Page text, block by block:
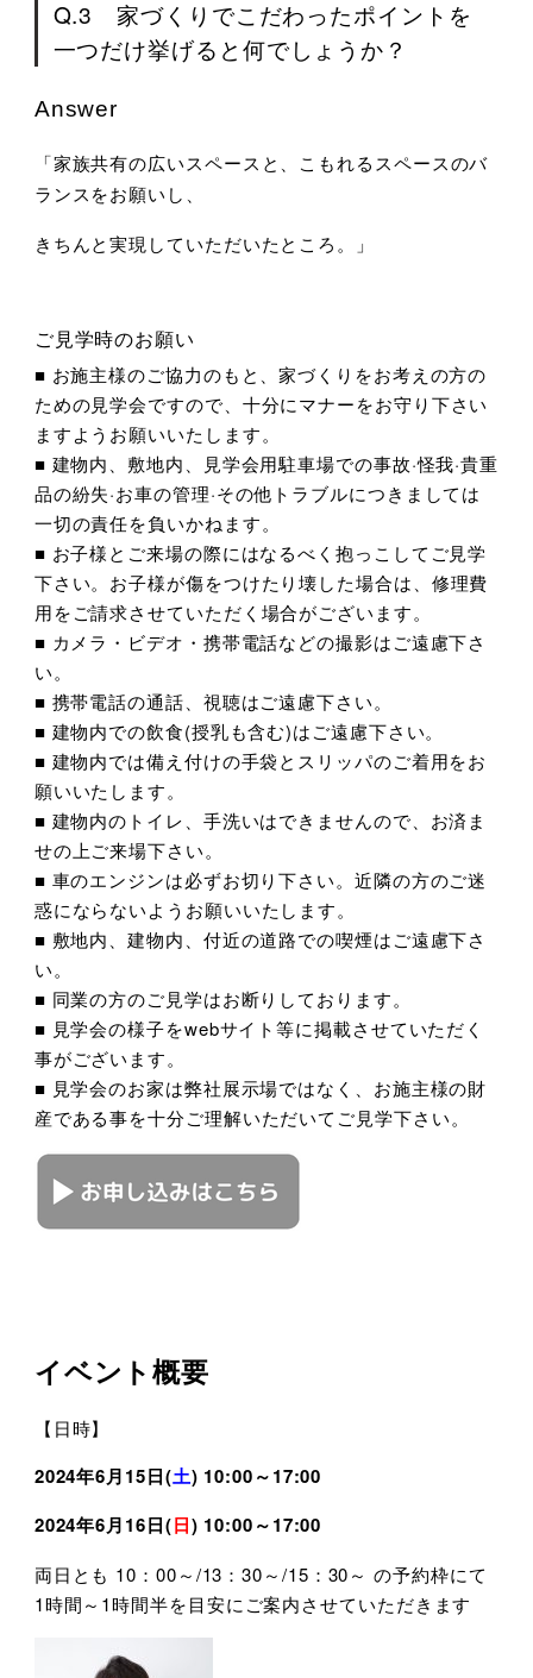
Q.3 家づくりでこだわったポイントを
一つだけ挙げると何でしょうか？
Answer
「家族共有の広いスペースと、こもれるスペースのバ
ランスをお願いし、
きちんと実現していただいたところ。」
ご見学時のお願い
■ お施主様のご協力のもと、家づくりをお考えの方の
ための見学会ですので、十分にマナーをお守り下さい
ますようお願いいたします。
■ 建物内、敷地内、見学会用駐車場での事故·怪我·貴重
品の紛失·お車の管理·その他トラブルにつきましては
一切の責任を負いかねます。
■ お子様とご来場の際にはなるべく抱っこしてご見学
下さい。お子様が傷をつけたり壊した場合は、修理費
用をご請求させていただく場合がございます。
■ カメラ・ビデオ・携帯電話などの撮影はご遠慮下さ
い。
■ 携帯電話の通話、視聴はご遠慮下さい。
■ 建物内での飲食(授乳も含む)はご遠慮下さい。
■ 建物内では備え付けの手袋とスリッパのご着用をお
願いいたします。
■ 建物内のトイレ、手洗いはできませんので、お済ま
せの上ご来場下さい。
■ 車のエンジンは必ずお切り下さい。近隣の方のご迷
惑にならないようお願いいたします。
■ 敷地内、建物内、付近の道路での喫煙はご遠慮下さ
い。
■ 同業の方のご見学はお断りしております。
■ 見学会の様子をwebサイト等に掲載させていただく
事がございます。
■ 見学会のお家は弊社展示場ではなく、お施主様の財
産である事を十分ご理解いただいてご見学下さい。
イベント概要
【日時】
2024年6月15日(土) 10:00～17:00
2024年6月16日(日) 10:00～17:00
両日とも 10：00～/13：30～/15：30～ の予約枠にて
1時間～1時間半を目安にご案内させていただきます